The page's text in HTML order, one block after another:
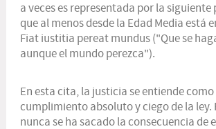
a veces es representada por la siguiente
que al menos desde la Edad Media está
Fiat iustitia pereat mundus("Que se
aunque el mundo perezca").
En esta cita, la justicia se entiende como
cumplimiento absoluto y ciego de la ley.
nunca se ha sacado la consecuencia de